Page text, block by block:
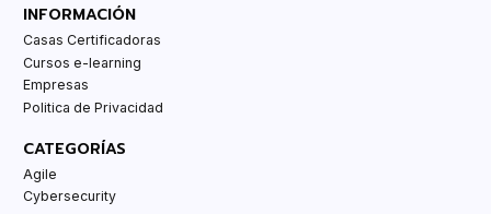
INFORMACIÓN
Casas Certificadoras
Cursos e-learning
Empresas
Politica de Privacidad
CATEGORÍAS
Agile
Cybersecurity